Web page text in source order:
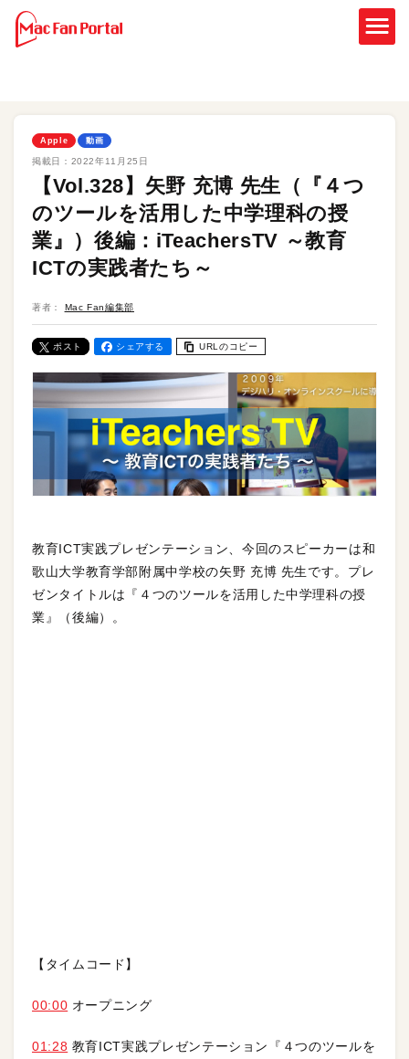
Apple 動画
掲載日： 2022年11月25日
【Vol.328】矢野 充博 先生（『４つ
のツールを活用した中学理科の授
業』）後編：iTeachersTV ～教育
ICTの実践者たち～
著者： Mac Fan編集部
ポスト シェアする URLのコピー
教育ICT実践プレゼンテーション、今回のスピーカーは和
歌山大学教育学部附属中学校の矢野 充博 先生です。プレ
ゼンタイトルは『４つのツールを活用した中学理科の授
業』（後編）。
【タイムコード】
00:00 オープニング
01:28 教育ICT実践プレゼンテーション『４つのツールを